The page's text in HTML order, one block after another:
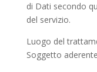
di Dati secondo
del servizio.
Luogo del
Soggetto